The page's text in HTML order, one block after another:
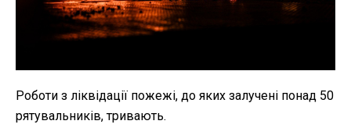
Роботи з ліквідації пожежі, до яких залучені понад 50
рятувальників, тривають.